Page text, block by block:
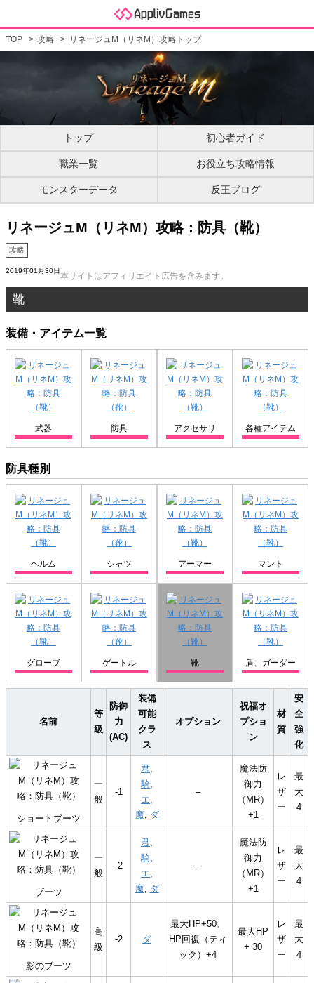
TOP 攻略 リネージュM（リネM）攻略トップ
トップ 初心者ガイド
職業一覧 お役立ち攻略情報
モンスターデータ 反王ブログ
リネージュM（リネM）攻略：防具（靴）
攻略
2019年01月30日
本サイトはアフィリエイト広告を含みます。
靴
装備・アイテム一覧
武器 防具 アクセサリ 各種アイテム
防具種別
ヘルム シャツ アーマー マント
グローブ ゲートル 靴 盾、ガーダー
名前
等
級
防御
力
(AC)
装備
可能
クラ
ス
オプション
祝福オ
プショ
ン
材
質
安
全
強
化
ショートブーツ
一
般
-1
君
騎
エ
魔
ダ
–
魔法防
御力
（MR）
+1
レ
ザ
ー
最
大
4
ブーツ
一
般
-2
君
騎
エ
魔
ダ
–
魔法防
御力
（MR）
+1
レ
ザ
ー
最
大
4
影のブーツ
高
級
-2 ダ
最大HP+50、
HP回復（ティ
ック）+4
最大HP
+ 30
レ
ザ
ー
最
大
4